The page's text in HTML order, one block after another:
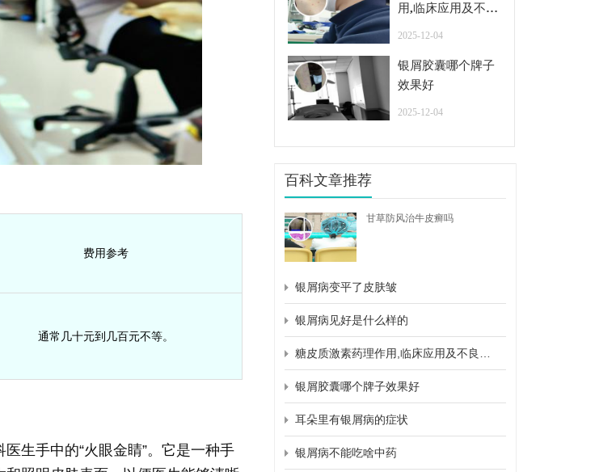
费用参考
通常几十元到几百元不等。
生手中的“火眼金睛”。它是一种手
用,临床应用及不良
2025-12-04
银屑胶囊哪个牌子
效果好
2025-12-04
百科文章推荐
甘草防风治牛皮癣吗
银屑病变平了皮肤皱
银屑病见好是什么样的
银屑胶囊哪个牌子效果好
耳朵里有银屑病的症状
银屑病不能吃啥中药